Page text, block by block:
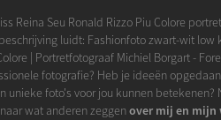
Reina Seu Ronald Rizzo Piu Colore
luidt: Fashionfoto zwart-wit low
| Portretfotograaf Michiel Borgart -
fotografie? Heb je ideeën
unieke foto's voor jou kunnen betekenen?
wat anderen zeggenover mij en mijn